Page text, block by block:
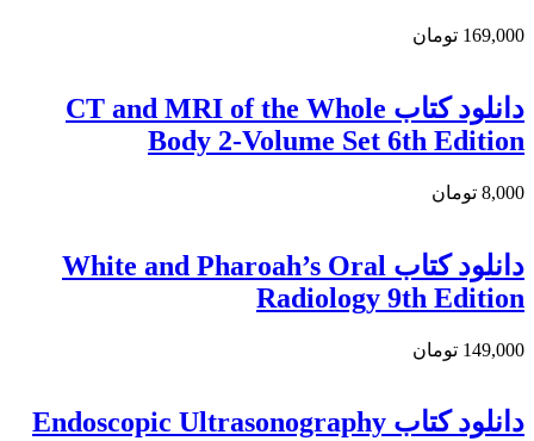
169,000 تومان
دانلود کتاب CT and MRI of the Whole
Body 2-Volume Set 6th Edition
8,000 تومان
دانلود کتاب White and Pharoah’s Oral
Radiology 9th Edition
149,000 تومان
دانلود کتاب Endoscopic Ultrasonography